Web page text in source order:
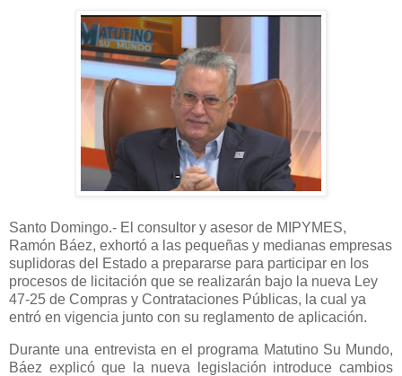
Santo Domingo.- El consultor y asesor de MIPYMES,
Ramón Báez, exhortó a las pequeñas y medianas empresas
suplidoras del Estado a prepararse para participar en los
procesos de licitación que se realizarán bajo la nueva Ley
47-25 de Compras y Contrataciones Públicas, la cual ya
entró en vigencia junto con su reglamento de aplicación.
Durante una entrevista en el programa Matutino Su Mundo,
Báez explicó que la nueva legislación introduce cambios